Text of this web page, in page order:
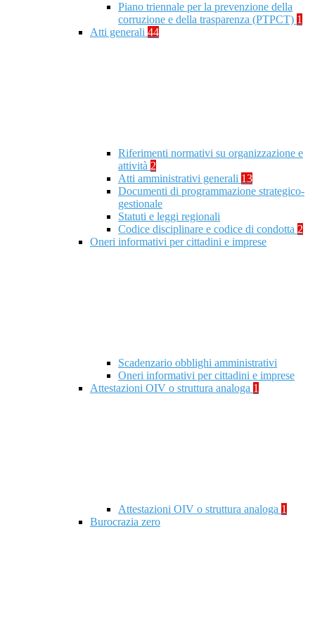
Piano triennale per la prevenzione della
corruzione e della trasparenza (PTPCT) 1
Atti generali 44
Riferimenti normativi su organizzazione e
attività 2
Atti amministrativi generali 13
Documenti di programmazione strategico-
gestionale
Statuti e leggi regionali
Codice disciplinare e codice di condotta 2
Oneri informativi per cittadini e imprese
Scadenzario obblighi amministrativi
Oneri informativi per cittadini e imprese
Attestazioni OIV o struttura analoga 1
Attestazioni OIV o struttura analoga 1
Burocrazia zero